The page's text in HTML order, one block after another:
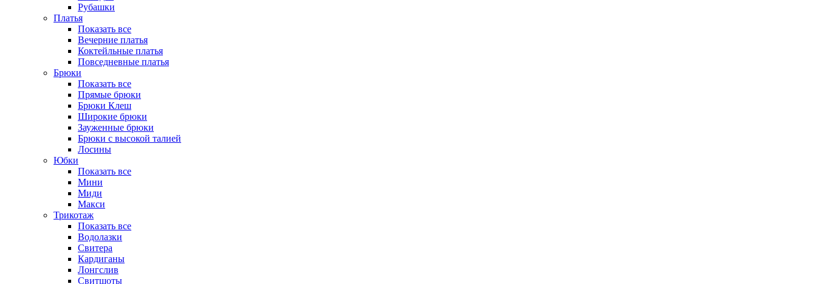
Рубашки
Платья
Показать все
Вечерние платья
Коктейльные платья
Повседневные платья
Брюки
Показать все
Прямые брюки
Брюки Клеш
Широкие брюки
Зауженные брюки
Брюки с высокой талией
Лосины
Юбки
Показать все
Мини
Миди
Макси
Трикотаж
Показать все
Водолазки
Свитера
Кардиганы
Лонгслив
Свитшоты